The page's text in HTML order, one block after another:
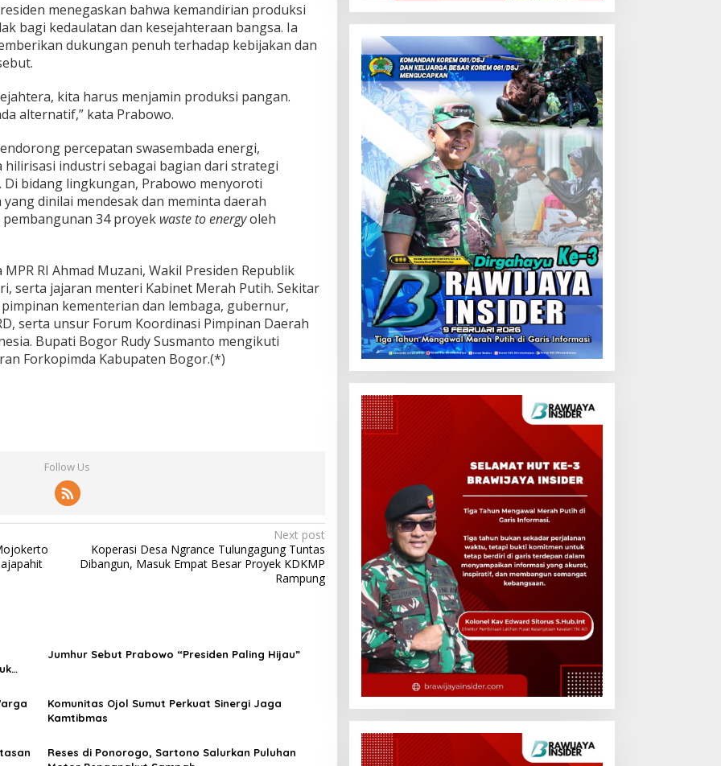
menegaskan bahwa kemandirian produksi
bagi kedaulatan dan kesejahteraan bangsa. Ia
dukungan penuh terhadap kebijakan dan
kita harus menjamin produksi pangan.
alternatif,” kata Prabowo.
percepatan swasembada energi,
industri sebagai bagian dari strategi
bidang lingkungan, Prabowo menyoroti
dinilai mendesak dan meminta daerah
34 proyek waste to energyoleh
RI Ahmad Muzani, Wakil Presiden Republik
serta jajaran menteri Kabinet Merah Putih. Sekitar
kementerian dan lembaga, gubernur,
serta unsur Forum Koordinasi Pimpinan Daerah
Bupati Bogor Rudy Susmanto mengikuti
Forkopimda Kabupaten Bogor.(*)
Follow Us
Next post
Koperasi Desa Ngrance Tulungagung Tuntas
Dibangun, Masuk Empat Besar Proyek KDKMP
Rampung
Jumhur Sebut Prabowo “Presiden Paling Hijau”
Komunitas Ojol Sumut Perkuat Sinergi Jaga
Kamtibmas
Reses di Ponorogo, Sartono Salurkan Puluhan